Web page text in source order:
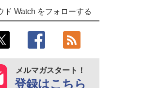
ド Watch をフォローする
メルマガスタート！
登録はこちら